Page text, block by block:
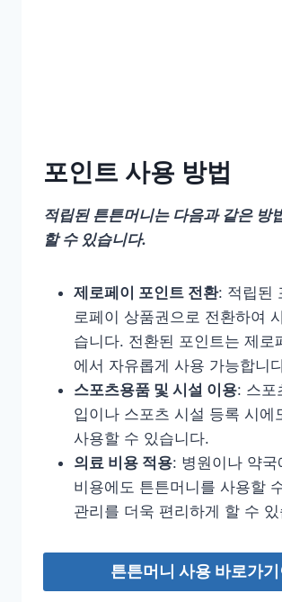
포인트 사용 방법
적립된 튼튼머니는 다음과 같은 방
할 수 있습니다.
제로페이 포인트 전환: 적립된
로페이 상품권으로 전환하여
습니다. 전환된 포인트는 제로
에서 자유롭게 사용 가능합니
스포츠용품 및 시설 이용: 스포
입이나 스포츠 시설 등록 시에
사용할 수 있습니다.
의료 비용 적용: 병원이나 약국
비용에도 튼튼머니를 사용할
관리를 더욱 편리하게 할 수
튼튼머니 사용 바로가기